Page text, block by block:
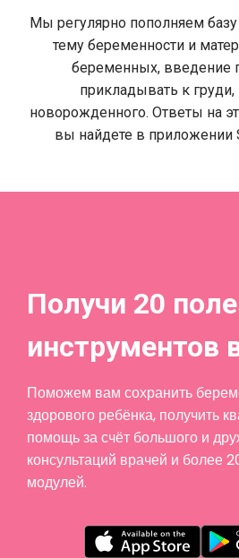
Мы регулярно пополняем
тему беременности и
беременных, введение
прикладывать к
новорожденного. Ответы на
вы найдете в приложении
Получи 20
инструментов
Поможем вам сохранить
здорового ребёнка, получить
помощь за счёт большого и
консультаций врачей и более
модулей.